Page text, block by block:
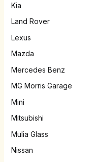
Kia
Land Rover
Lexus
Mazda
Mercedes Benz
MG Morris Garage
Mini
Mitsubishi
Mulia Glass
Nissan